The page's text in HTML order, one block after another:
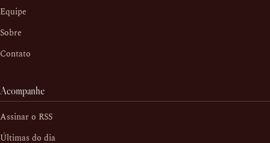
Equipe
Sobre
Contato
Acompanhe
Assinar o RSS
Últimas do dia